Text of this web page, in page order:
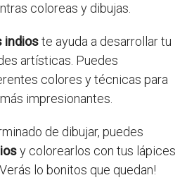
coloreas y dibujas.
indioste ayuda a desarrollar tu
artísticas. Puedes
colores y técnicas para
impresionantes.
de dibujar, puedes
y colorearlos con tus lápices
lo bonitos que quedan!